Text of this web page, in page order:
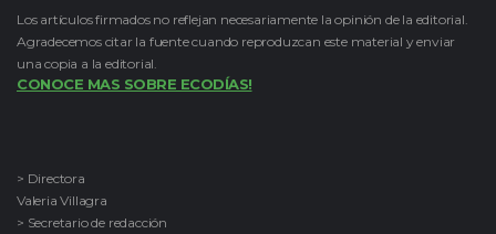
Los artículos firmados no reflejan necesariamente la opinión de la editorial.
Agradecemos citar la fuente cuando reproduzcan este material y enviar
una copia a la editorial.
CONOCE MAS SOBRE ECODÍAS!
> Directora
Valeria Villagra
> Secretario de redacción